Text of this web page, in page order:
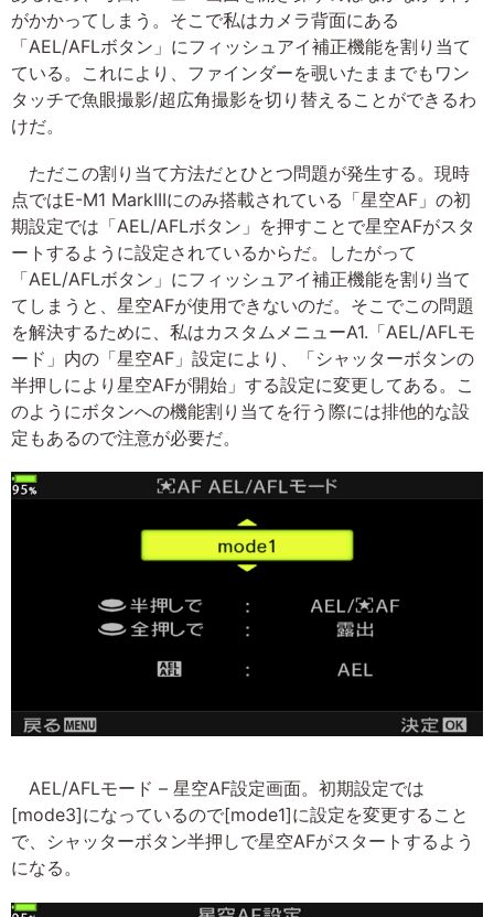
がかかってしまう。そこで私はカメラ背面にある
「AEL/AFLボタン」にフィッシュアイ補正機能を割り当て
ている。これにより、ファインダーを覗いたままでもワン
タッチで魚眼撮影/超広角撮影を切り替えることができるわ
けだ。
ただこの割り当て方法だとひとつ問題が発生する。現時
点ではE-M1 MarkIIIにのみ搭載されている「星空AF」の初
期設定では「AEL/AFLボタン」を押すことで星空AFがスタ
ートするように設定されているからだ。したがって
「AEL/AFLボタン」にフィッシュアイ補正機能を割り当て
てしまうと、星空AFが使用できないのだ。そこでこの問題
を解決するために、私はカスタムメニューA1.「AEL/AFLモ
ード」内の「星空AF」設定により、「シャッターボタンの
半押しにより星空AFが開始」する設定に変更してある。こ
のようにボタンへの機能割り当てを行う際には排他的な設
定もあるので注意が必要だ。
AEL/AFLモード – 星空AF設定画面。初期設定では
[mode3]になっているので[mode1]に設定を変更すること
で、シャッターボタン半押しで星空AFがスタートするよう
になる。